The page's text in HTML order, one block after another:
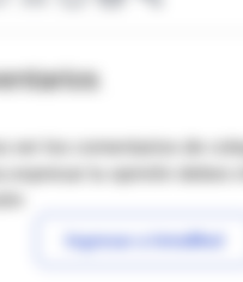
ver los comentarios de
Ingresar a IntraMed